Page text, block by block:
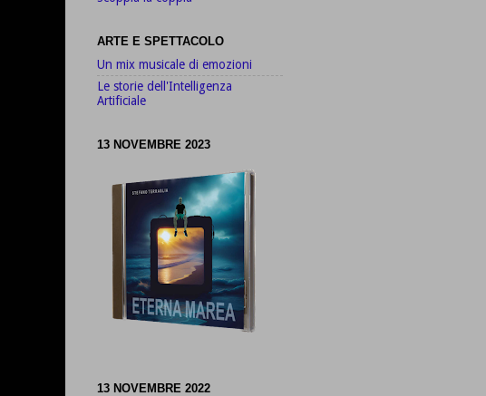
ARTE E SPETTACOLO
Un mix musicale di emozioni
Le storie dell'Intelligenza
Artificiale
13 NOVEMBRE 2023
13 NOVEMBRE 2022